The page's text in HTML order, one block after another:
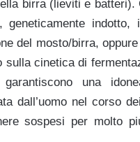
birra (lieviti e batteri).
geneticamente
del mosto/birra,
cinetica di
una
dall’uomo nel corso
sospesi per molto